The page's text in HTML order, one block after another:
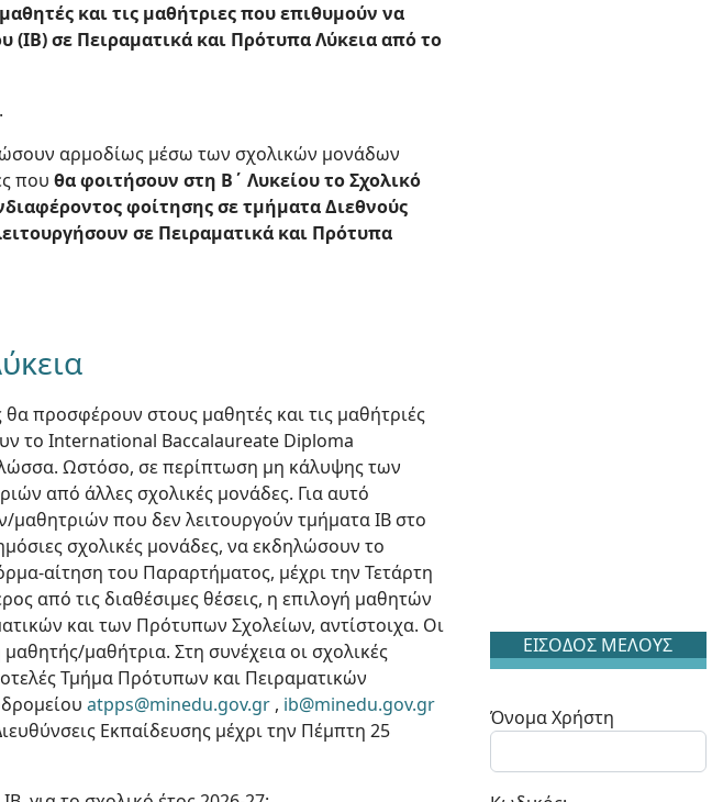
και τις μαθήτριες που επιθυμούν να
σε Πειραματικά και Πρότυπα Λύκεια από το
αρμοδίως μέσω των σχολικών μονάδων
που θα φοιτήσουν στη Β΄ Λυκείου το Σχολικό
φοίτησης σε τμήματα Διεθνούς
σε Πειραματικά και Πρότυπα
προσφέρουν στους μαθητές και τις μαθήτριές
το International Baccalaureate Diploma
Ωστόσο, σε περίπτωση μη κάλυψης των
από άλλες σχολικές μονάδες. Για αυτό
που δεν λειτουργούν τμήματα ΙΒ στο
σχολικές μονάδες, να εκδηλώσουν το
αίτηση του Παραρτήματος, μέχρι την Τετάρτη
από τις διαθέσιμες θέσεις, η επιλογή μαθητών
και των Πρότυπων Σχολείων, αντίστοιχα. Οι
μαθήτρια. Στη συνέχεια οι σχολικές
Τμήμα Πρότυπων και Πειραματικών
atpps@minedu.gov.gr , ib@minedu.gov.gr
Εκπαίδευσης μέχρι την Πέμπτη 25
ΕΙΣΟΔΟΣ ΜΕΛΟΥΣ
Όνομα Χρήστη